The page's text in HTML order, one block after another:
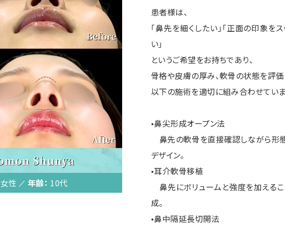
女性 年齢： 10代
患者様は、
「鼻先を細くしたい」「正面の印象を
い」
というご希望をお持ちであり、
骨格や皮膚の厚み、軟骨の状態を評価
以下の施術を適切に組み合わせてい
•鼻尖形成オープン法
鼻先の軟骨を直接確認しながら形態
デザイン。
•耳介軟骨移植
鼻先にボリュームと強度を加える
成。
•鼻中隔延長切開法